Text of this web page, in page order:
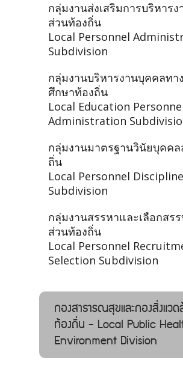
กลุ่มงานส่งเสริมการบริหาร
ส่วนท้องถิ่น
Local Personnel
Subdivision
กลุ่มงานบริหารงานบุคคลทา
ศึกษาท้องถิ่น
Local Education
Administration
กลุ่มงานมาตรฐานวินัยบุคค
ถิ่น
Local Personnel Discipline
Subdivision
กลุ่มงานสรรหาและเลือกสร
ส่วนท้องถิ่น
Local Personnel
Selection Subdivision
กองสาธารณสุขและกองสิ่งแว
ท้องถิ่น - Local Public
Environment Division